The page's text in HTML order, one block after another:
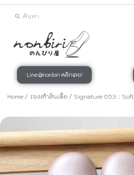
Line @nonbiri คลิกเลย!
Home / รองเท้าส้นเตี้ย / Signature 053 :: Soft